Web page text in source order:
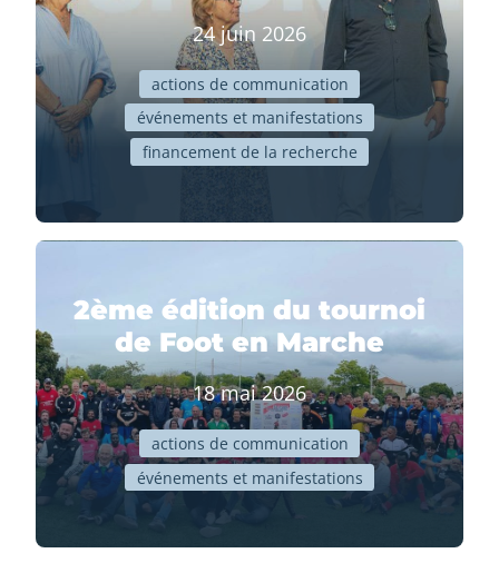
24 juin 2026
actions de communication
événements et manifestations
financement de la recherche
2ème édition du tournoi
de Foot en Marche
18 mai 2026
actions de communication
événements et manifestations